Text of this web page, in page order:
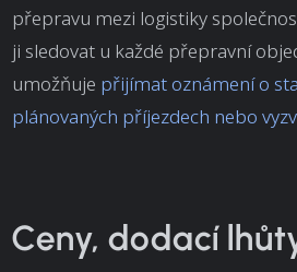
přepravu mezi logistiky
ji sledovat u každé přepravní
umožňuje přijímat oznámení o
plánovaných příjezdech nebo
Ceny, dodací